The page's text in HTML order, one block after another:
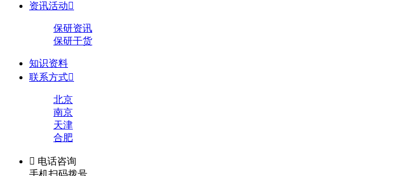
资讯活动
保研资讯
保研干货
知识资料
联系方式
北京
南京
天津
合肥
 电话咨询
手机扫码拨号